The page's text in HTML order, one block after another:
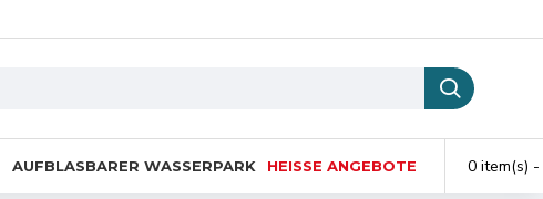
AUFBLASBARER WASSERPARK HEISSE ANGEBOTE 0 item(s)